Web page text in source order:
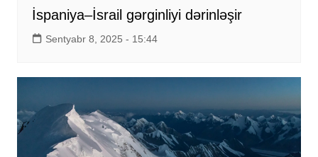
İspaniya–İsrail gərginliyi dərinləşir
Sentyabr 8, 2025 - 15:44